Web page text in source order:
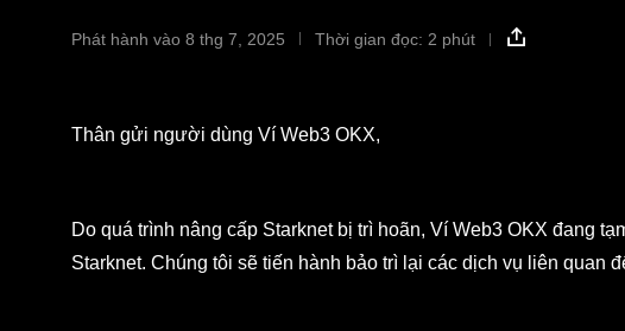
Phát hành vào 8 thg 7, 2025 Thời gian đọc: 2 phút
Thân gửi người dùng Ví Web3 OKX,
Do quá trình nâng cấp Starknet bị trì hoãn, Ví Web3 OKX đang
Starknet. Chúng tôi sẽ tiến hành bảo trì lại các dịch vụ liên quan